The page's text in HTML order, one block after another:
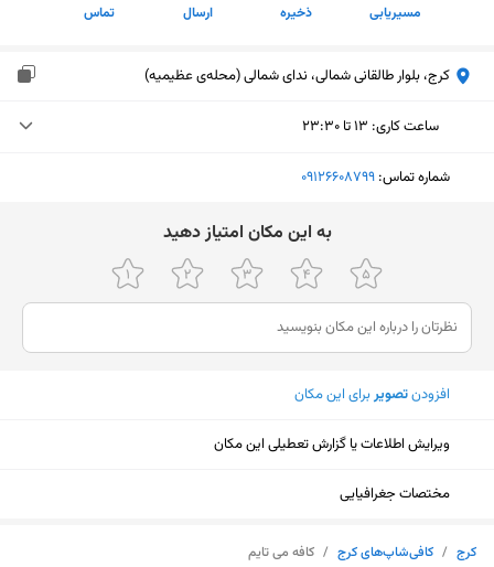
مسیریابی ذخیره ارسال تماس
کرج، بلوار طالقانی شمالی، ندای شمالی (محله‌ی عظیمیه)
ساعت کاری: ۱۳ تا ۲۳:۳۰
یکشنبه (امروز)
چهارشنبه
۱۳ تا ۲۳:۱۵
پنجشنبه
۱۳ تا ۲۳:۳۰
جمعه
شنبه
شماره تماس: ‎09126608799
ﺑﻪ اﯾﻦ ﻣﮑﺎن اﻣﺘﯿﺎز دﻫﯿﺪ
افزودنتصویربرای این مکان
ویرایش اطلاعات یا گزارش تعطیلی این مکان
مختصات جغرافیایی
کرج / کافی‌شاپ‌های کرج / کافه می تایم